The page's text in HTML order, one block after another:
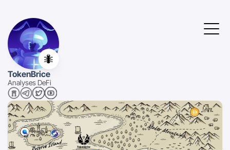
🐜
TokenBrice
Analyses DeFi